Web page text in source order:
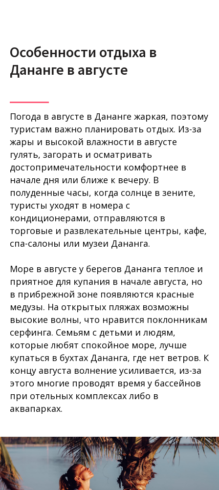
Особенности отдыха в
Дананге в августе
Погода в августе в Дананге жаркая, поэтому
туристам важно планировать отдых. Из-за
жары и высокой влажности в августе
гулять, загорать и осматривать
достопримечательности комфортнее в
начале дня или ближе к вечеру. В
полуденные часы, когда солнце в зените,
туристы уходят в номера с
кондиционерами, отправляются в
торговые и развлекательные центры, кафе,
спа-салоны или музеи Дананга.
Море в августе у берегов Дананга теплое и
приятное для купания в начале августа, но
в прибрежной зоне появляются красные
медузы. На открытых пляжах возможны
высокие волны, что нравится поклонникам
серфинга. Семьям с детьми и людям,
которые любят спокойное море, лучше
купаться в бухтах Дананга, где нет ветров. К
концу августа волнение усиливается, из-за
этого многие проводят время у бассейнов
при отельных комплексах либо в
аквапарках.